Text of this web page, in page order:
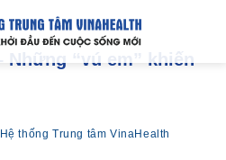
Những “vú em” khiến
Hệ thống Trung tâm VinaHealth